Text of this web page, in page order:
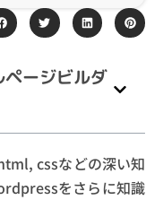
ージビルダ
cssなどの深い知
をさらに知識